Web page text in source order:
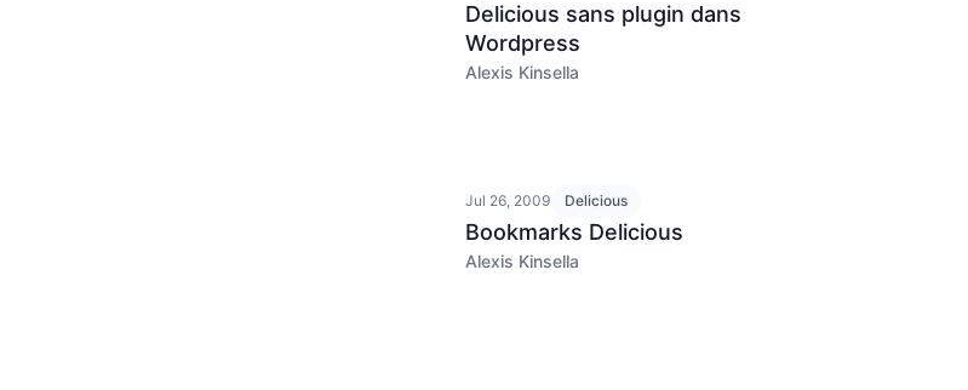
Delicious sans plugin dans
Wordpress
Alexis Kinsella
Jul 26, 2009 Delicious
Bookmarks Delicious
Alexis Kinsella